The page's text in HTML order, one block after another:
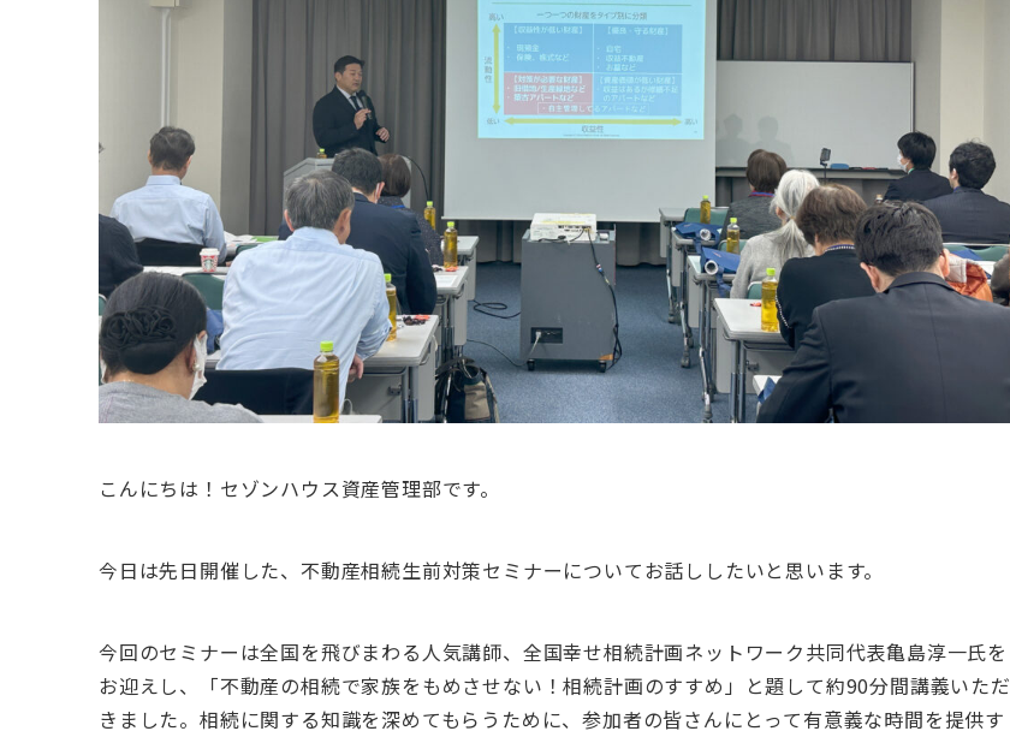
こんにちは！セゾンハウス資産管理部です。
今日は先日開催した、不動産相続生前対策セミナーについてお話ししたいと思います。
今回のセミナーは全国を飛びまわる人気講師、全国幸せ相続計画ネットワーク共同代表亀島淳一氏を
お迎えし、「不動産の相続で家族をもめさせない！相続計画のすすめ」と題して約90分間講義いただ
きました。相続に関する知識を深めてもらうために、参加者の皆さんにとって有意義な時間を提供す